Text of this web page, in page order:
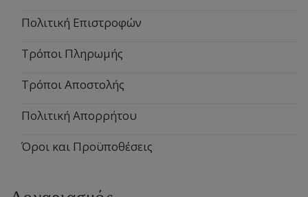
Πολιτική Επιστροφών
Τρόποι Πληρωμής
Τρόποι Αποστολής
Πολιτική Απορρήτου
Όροι και Προϋποθέσεις